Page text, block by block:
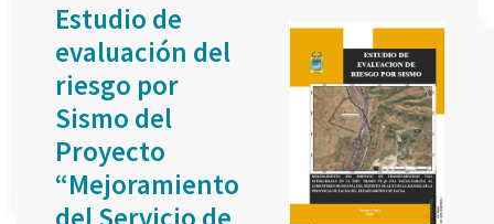
Estudio de
evaluación del
riesgo por
Sismo del
Proyecto
“Mejoramiento